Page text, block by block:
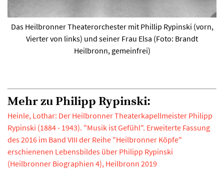
Das Heilbronner Theaterorchester mit Phillip Rypinski (vorn,
Vierter von links) und seiner Frau Elsa (Foto: Brandt
Heilbronn, gemeinfrei)
Mehr zu Philipp Rypinski:
Heinle, Lothar: Der Heilbronner Theaterkapellmeister Philipp
Rypinski (1884 - 1943). "Musik ist Gefühl". Erweiterte Fassung
des 2016 im Band VIII der Reihe "Heilbronner Köpfe"
erschienenen Lebensbildes über Philipp Rypinski
(Heilbronner Biographien 4), Heilbronn 2019